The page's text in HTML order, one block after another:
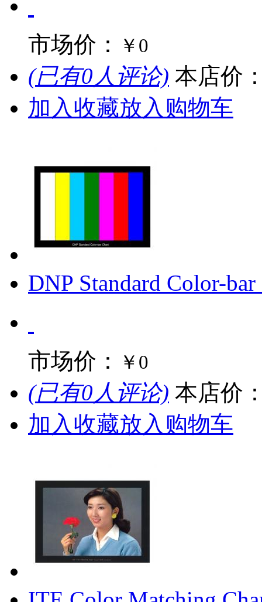
市场价： ￥0
(已有0人评论) 本店价
加入收藏放入购物车
DNP Standard Color-
市场价： ￥0
(已有0人评论) 本店价
加入收藏放入购物车